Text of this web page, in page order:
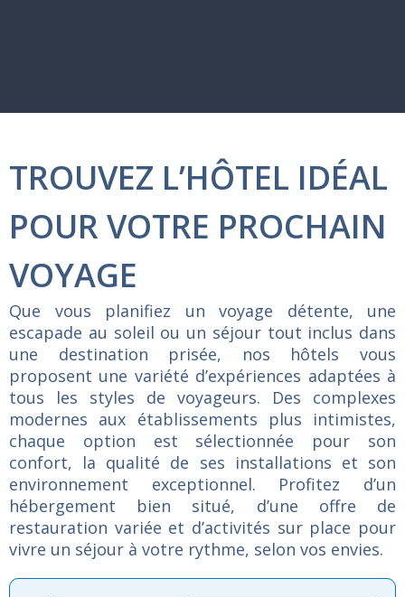
TROUVEZ L’HÔTEL IDÉAL
POUR VOTRE PROCHAIN
VOYAGE
Que vous planifiez un voyage détente, une
escapade au soleil ou un séjour tout inclus dans
une destination prisée, nos hôtelsvous
proposent une variété d’expériences adaptées à
tous les styles de voyageurs. Des complexes
modernes aux établissements plus intimistes,
chaque option est sélectionnée pour son
confort, la qualité de ses installations et son
environnement exceptionnel. Profitez d’un
hébergement bien situé, d’une offre de
restauration variée et d’activités sur place pour
vivre un séjour à votre rythme, selon vos envies.